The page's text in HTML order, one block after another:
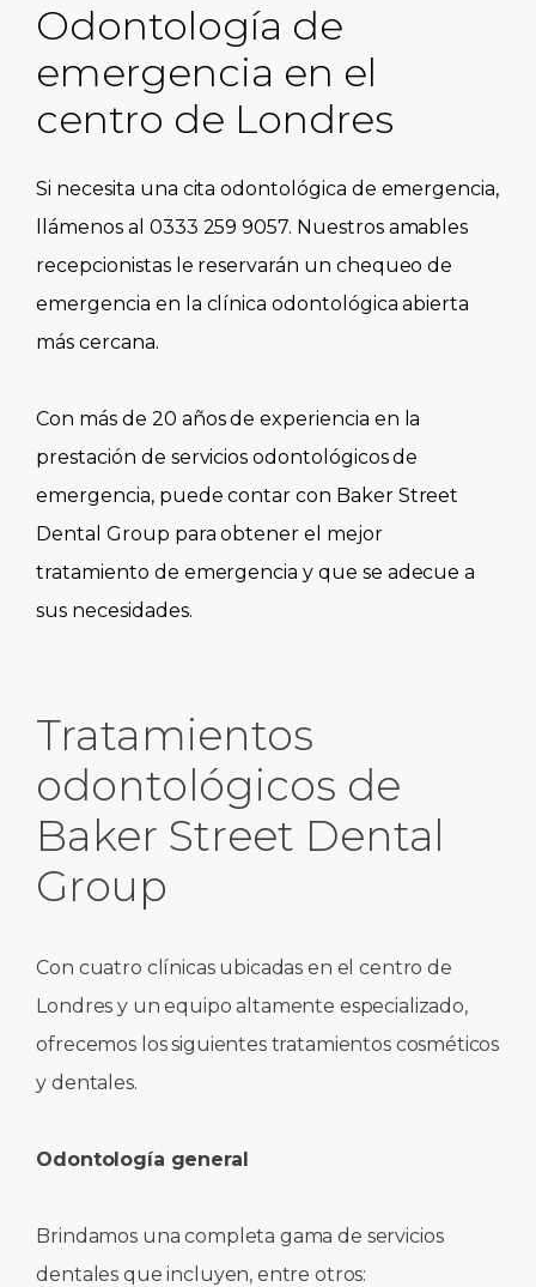
Odontología de
emergencia en el
centro de Londres
Si necesita una cita odontológica de emergencia,
llámenos al 0333 259 9057. Nuestros amables
recepcionistas le reservarán un chequeo de
emergencia en la clínica odontológica abierta
más cercana.
Con más de 20 años de experiencia en la
prestación de servicios odontológicos de
emergencia, puede contar con Baker Street
Dental Group para obtener el mejor
tratamiento de emergencia y que se adecue a
sus necesidades.
Tratamientos
odontológicos de
Baker Street Dental
Group
Con cuatro clínicas ubicadas en el centro de
Londres y un equipo altamente especializado,
ofrecemos los siguientes tratamientos cosméticos
y dentales.
Odontología general
Brindamos una completa gama de servicios
dentales que incluyen, entre otros: